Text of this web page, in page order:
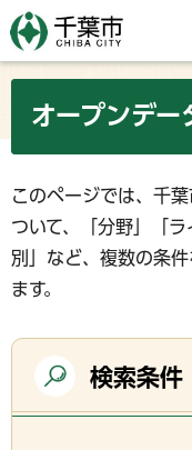
オープンデ
このページでは、千
ついて、「分野」「
別」など、複数の条
ます。
検索条件